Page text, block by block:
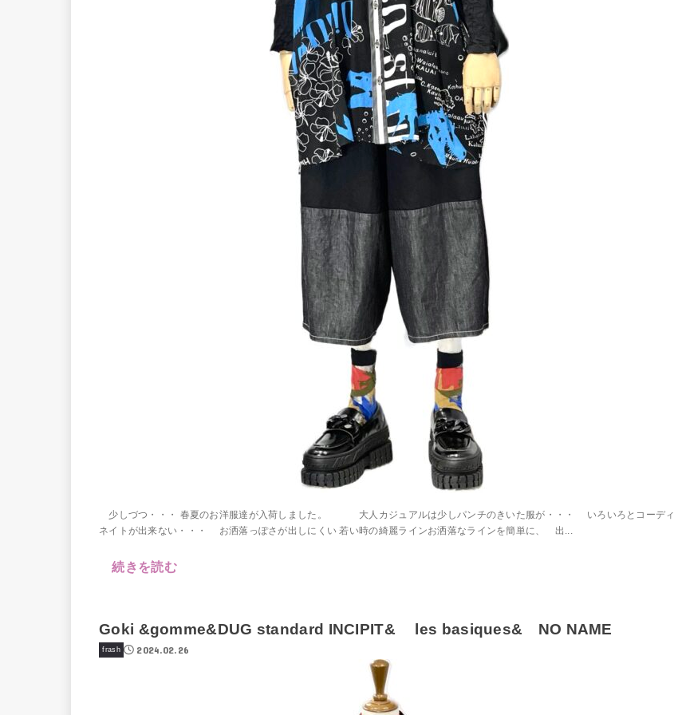
少しづつ・・・ 春夏のお洋服達が入荷しました。 大人カジュアルは少しパンチのきいた服が・・・ いろいろとコーディ
ネイトが出来ない・・・ お洒落っぽさが出しにくい 若い時の綺麗ラインお洒落なラインを簡単に、 出...
続きを読む
Goki &gomme&DUG standard INCIPIT& les basiques& NO NAME
frash 2024.02.26